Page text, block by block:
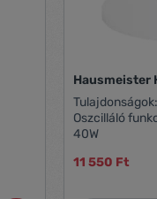
Hausmeister
Tulajdonságok: 80 cm magas 3 sebesség
Oszcilláló
40W
11 550 Ft